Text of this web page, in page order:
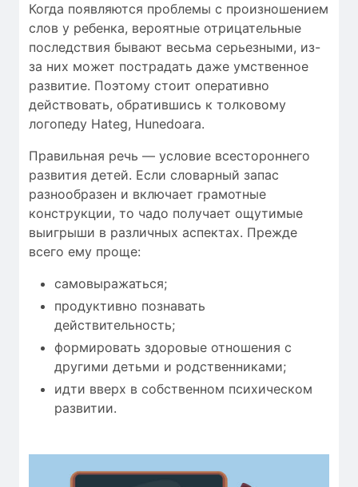
Когда появляются проблемы c произношением
слов у ребенка, вероятные отрицательные
последствия бывают весьма серьезными, из-
за них может пострадать даже умственное
развитие. Поэтому стоит оперативно
действовать, обратившись к толковому
логопеду Hateg, Hunedoara.
Правильная речь — условие всестороннего
развития детей. Если словарный запас
разнообразен и включает грамотные
конструкции, то чадо получает ощутимые
выигрыши в различных аспектах. Прежде
всего ему проще:
самовыражаться;
продуктивно познавать
действительность;
формировать здоровые отношения с
другими детьми и родственниками;
идти вверх в собственном психическом
развитии.